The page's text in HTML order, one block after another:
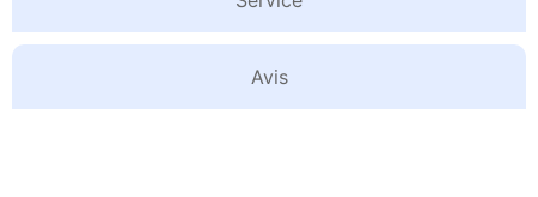
Avis